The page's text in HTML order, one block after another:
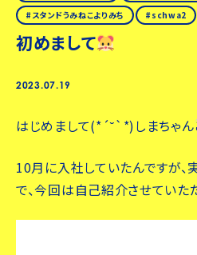
スタンドうみねこよりみち
schwa2
初めまして
2023.07.19
はじめまして(*´˘`*)しまちゃ
10月に入社していたんですが、
で、今回は自己紹介させていた